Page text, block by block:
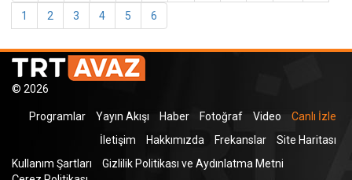
1 2 3 4 5 6
© 2026
Programlar Yayın Akışı Haber Fotoğraf Video
Canlı İzle
İletişim
Hakkımızda Frekanslar
Site Haritası
Kullanım Şartları
Gizlilik Politikası ve Aydınlatma Metni